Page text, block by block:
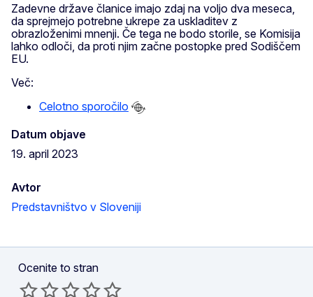
Zadevne države članice imajo zdaj na voljo dva meseca,
da sprejmejo potrebne ukrepe za uskladitev z
obrazloženimi mnenji. Če tega ne bodo storile, se Komisija
lahko odloči, da proti njim začne postopke pred Sodiščem
EU.
Več:
Celotno sporočilo
Datum objave
19. april 2023
Avtor
Predstavništvo v Sloveniji
Ocenite to stran